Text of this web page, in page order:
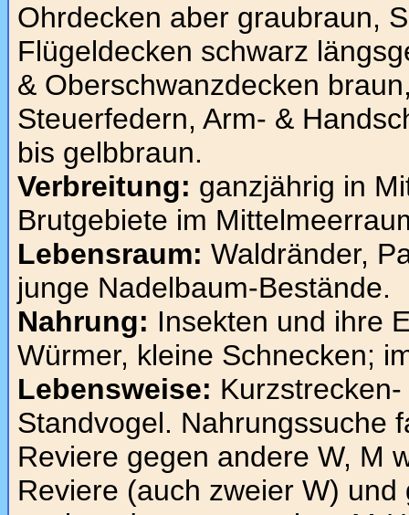
Ohrdecken aber graubraun,
Flügeldecken schwarz
& Oberschwanzdecken
Steuerfedern, Arm- &
bis gelbbraun.
Verbreitung: ganzjährig in
Brutgebiete im
Lebensraum: Waldränder,
junge Nadelbaum-Bestände.
Nahrung: Insekten und ihre
Würmer, kleine Schnecken;
Lebensweise:
Standvogel. Nahrungssuche
Reviere gegen andere W, M
Reviere (auch zweier W)